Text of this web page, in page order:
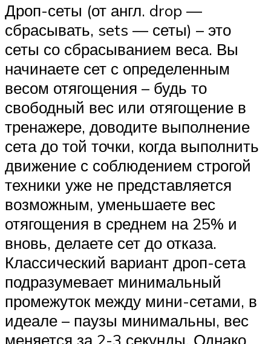
Дроп-сеты (от англ. drop —
сбрасывать, sets — сеты) – это
сеты со сбрасыванием веса. Вы
начинаете сет с определенным
весом отягощения – будь то
свободный вес или отягощение в
тренажере, доводите выполнение
сета до той точки, когда выполнить
движение с соблюдением строгой
техники уже не представляется
возможным, уменьшаете вес
отягощения в среднем на 25% и
вновь, делаете сет до отказа.
Классический вариант дроп-сета
подразумевает минимальный
промежуток между мини-сетами, в
идеале – паузы минимальны, вес
меняется за 2-3 секунды. Однако